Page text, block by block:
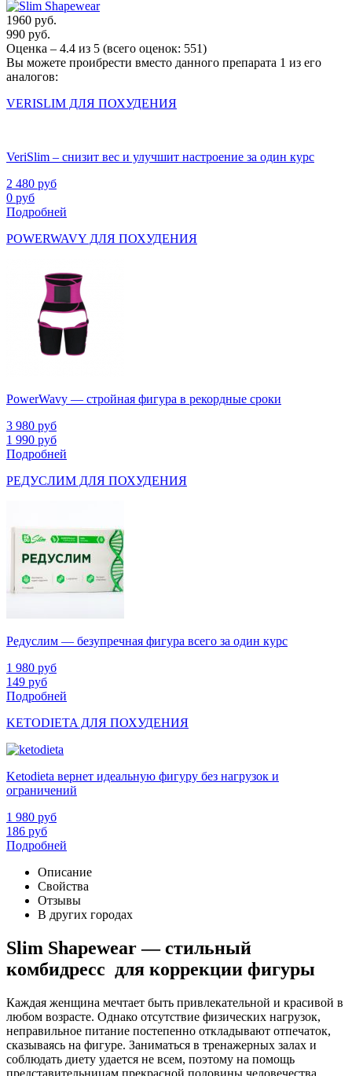
1960 руб.
990 руб.
Оценка – 4.4 из 5 (всего оценок: 551)
Вы можете проибрести вместо данного препарата 1 из его
аналогов:
VERISLIM ДЛЯ ПОХУДЕНИЯ
VeriSlim – снизит вес и улучшит настроение за один курс
2 480 руб
0 руб
Подробней
POWERWAVY ДЛЯ ПОХУДЕНИЯ
PowerWavy — стройная фигура в рекордные сроки
3 980 руб
1 990 руб
Подробней
РЕДУСЛИМ ДЛЯ ПОХУДЕНИЯ
Редуслим — безупречная фигура всего за один курс
1 980 руб
149 руб
Подробней
KETODIETA ДЛЯ ПОХУДЕНИЯ
Ketodieta вернет идеальную фигуру без нагрузок и
ограничений
1 980 руб
186 руб
Подробней
Описание
Свойства
Отзывы
В других городах
Slim Shapewear — стильный
комбидресс для коррекции фигуры
Каждая женщина мечтает быть привлекательной и красивой в
любом возрасте. Однако отсутствие физических нагрузок,
неправильное питание постепенно откладывают отпечаток,
сказываясь на фигуре. Заниматься в тренажерных залах и
соблюдать диету удается не всем, поэтому на помощь
представительницам прекрасной половины человечества